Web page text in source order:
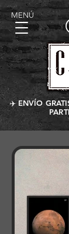
MENÚ
✈️ ENVÍO